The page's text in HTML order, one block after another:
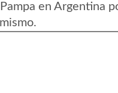
en Argentina